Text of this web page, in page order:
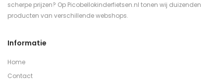
scherpe prijzen? Op Picobellokinderfietsen.nl tonen wij duizenden
producten van verschillende webshops.
Informatie
Home
Contact